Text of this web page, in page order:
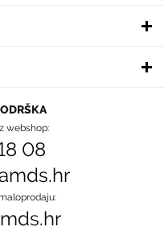
webshop:
08